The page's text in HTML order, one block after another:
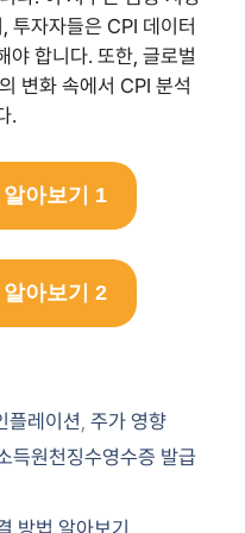
투자자들은 CPI 데이터
야 합니다. 또한, 글로벌
변화 속에서 CPI 분석
.
아보기 1
아보기 2
플레이션,주가 영향
득원천징수영수증 발급